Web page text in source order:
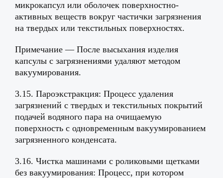
микрокапсул или оболочек поверхностно-
активных веществ вокруг частички загрязнения
на твердых или текстильных поверхностях.
Примечание — После высыхания изделия
капсулы с загрязнениями удаляют методом
вакуумирования.
3.15. Пароэкстракция: Процесс удаления
загрязнений с твердых и текстильных покрытий
подачей водяного пара на очищаемую
поверхность с одновременным вакуумированием
загрязненного конденсата.
3.16. Чистка машинами с роликовыми щетками
без вакуумирования: Процесс, при котором